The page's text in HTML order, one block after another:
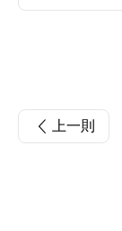
上一則